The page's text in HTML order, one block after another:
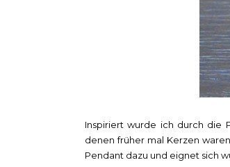
Inspiriert wurde ich durch die
denen früher mal Kerzen
Pendant dazu und eignet sich